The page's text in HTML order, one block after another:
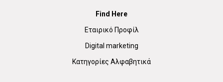
Find Here
Εταιρικό Προφίλ
Digital marketing
Κατηγορίες Αλφαβητικά